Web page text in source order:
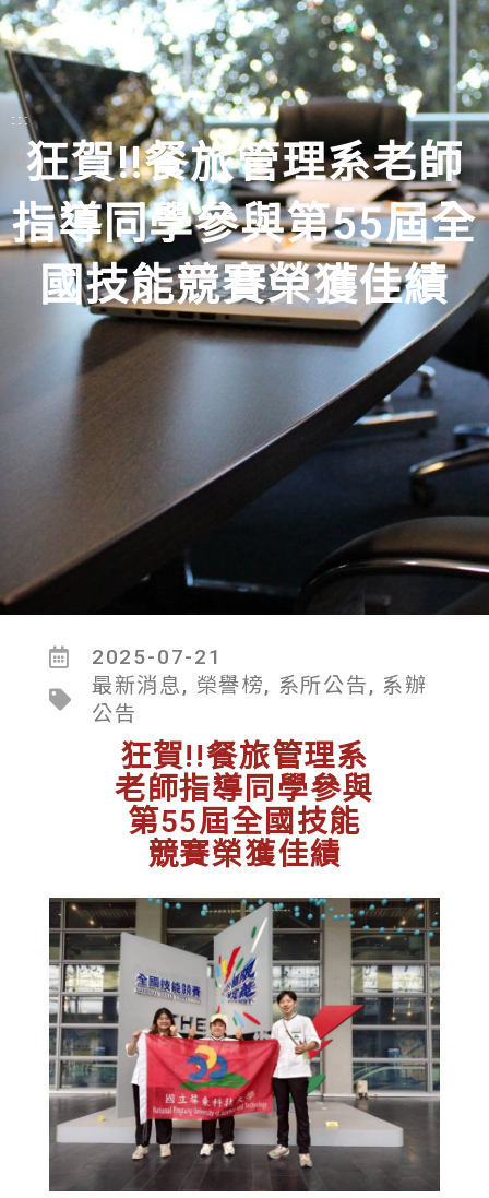
:::
狂賀!!餐旅管理系老師
指導同學參與第55屆全
國技能競賽榮獲佳績
2025-07-21
最新消息, 榮譽榜, 系所公告, 系辦
公告
狂賀!!餐旅管理系
老師指導同學參與
第55屆全國技能
競賽榮獲佳績